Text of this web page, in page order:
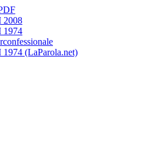
2008
1974
(LaParola.net)